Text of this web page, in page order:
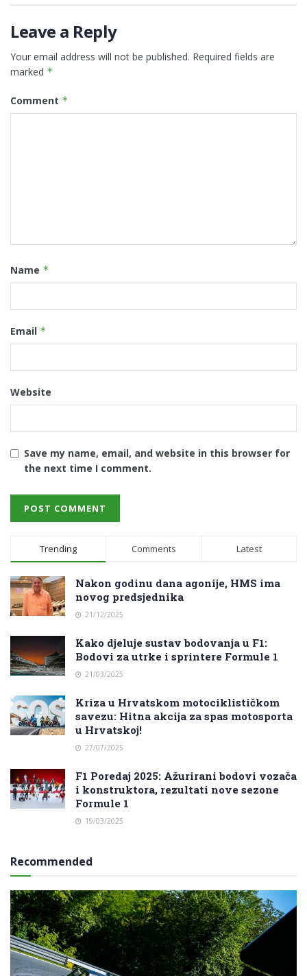
Leave a Reply
Your email address will not be published. Required fields are
marked *
Comment *
Name *
Email *
Website
Save my name, email, and website in this browser for
the next time I comment.
Trending Comments Latest
Nakon godinu dana agonije, HMS ima
novog predsjednika
21/12/2025
Kako djeluje sustav bodovanja u F1:
Bodovi za utrke i sprintere Formule 1
21/03/2025
Kriza u Hrvatskom motociklističkom
savezu: Hitna akcija za spas motosporta
u Hrvatskoj!
27/07/2025
F1 Poredaj 2025: Ažurirani bodovi vozača
i konstruktora, rezultati nove sezone
Formule 1
19/03/2025
Recommended